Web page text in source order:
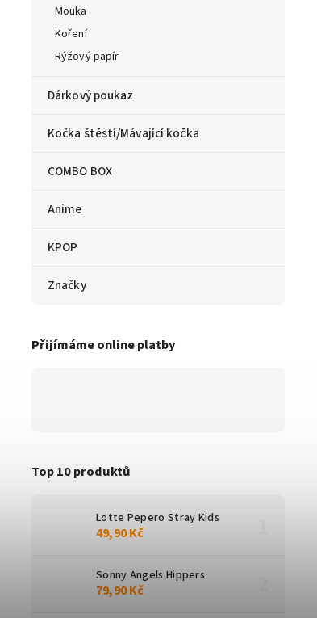
Mouka
Koření
Rýžový papír
Dárkový poukaz
Kočka štěstí/Mávající kočka
COMBO BOX
Anime
KPOP
Značky
Přijímáme online platby
Top 10 produktů
Lotte Pepero Stray Kids
49,90 Kč
Sonny Angels Hippers
79,90 Kč